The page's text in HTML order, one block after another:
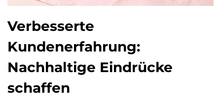
Verbesserte
Kundenerfahrung:
Nachhaltige Eindrücke
schaffen